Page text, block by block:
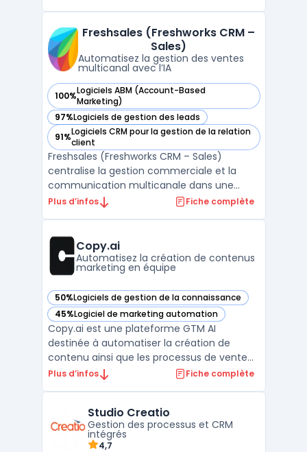
homogénéiser leurs échanges clients à
grande échelle, sans multiplier les ou ...
Freshsales (Freshworks CRM –
Sales)
Automatisez la gestion des ventes
multicanal avec l’IA
100%Logiciels ABM (Account-Based
Marketing)
— voir Freshsales (Freshworks CRM – Sales) dans cette
97%Logiciels de gestion des leads
— voir Freshsales (Freshworks CRM – Sales) dans cette
91%Logiciels CRM pour la gestion de la relation
client
— voir Freshsales (Freshworks CRM – Sales) dans cette
Freshsales (Freshworks CRM – Sales)
centralise la gestion commerciale et la
communication multicanale dans une
interface organisée pour les équipes de
pipeline commercial jusqu’au suivi avancé
des remontées clients, s’ad ...
Plus d’infos Fiche complète
Copy.ai
Automatisez la création de contenus
marketing en équipe
50%Logiciels de gestion de la connaissance
— voir Copy.ai dans cette catégorie
45%Logiciel de marketing automation
— voir Copy.ai dans cette catégorie
Copy.ai est une plateforme GTM AI
destinée à automatiser la création de
contenu ainsi que les processus de vente
et de marketing. Issue d’un outil de
leurs procédures à l’aide de l’IA. Sa logique
workflow permet de stan ...
Plus d’infos Fiche complète
Studio Creatio
Gestion des processus et CRM
intégrés
4,7